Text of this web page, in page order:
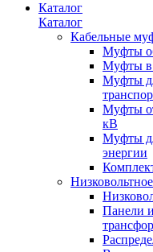
Каталог
Каталог
Кабельные
Муфты
Муфты в
Муфты
Муфты
кВ
Муфты
энергии
Панели